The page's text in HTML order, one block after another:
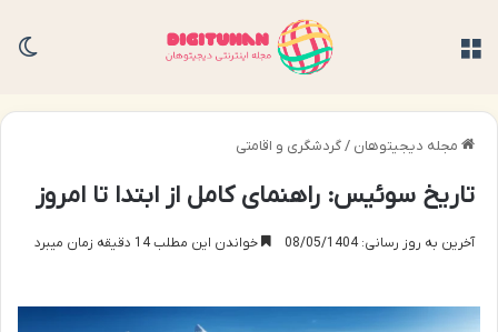
مجله دیجیتوهان /گردشگری و اقامتی
تاریخ سوئیس: راهنمای کامل از ابتدا تا امروز
آخرین به روز رسانی: 08/05/1404 خواندن این مطلب 14 دقیقه زمان میبرد